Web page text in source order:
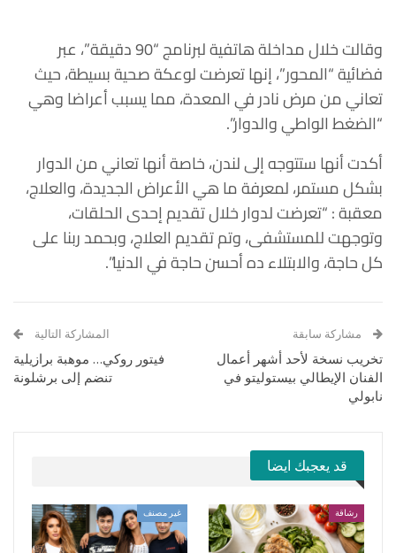
وقالت خلال مداخلة هاتفية لبرنامج “90 دقيقة”، عبر
فضائية “المحور”، إنها تعرضت لوعكة صحية بسيطة، حيث
تعاني من مرض نادر في المعدة، مما يسبب أعراضا وهي
“الضغط الواطي والدوار”.
أكدت أنها ستتوجه إلى لندن، خاصة أنها تعاني من الدوار
بشكل مستمر، لمعرفة ما هي الأعراض الجديدة، والعلاج،
معقبة : “تعرضت لدوار خلال تقديم إحدى الحلقات،
وتوجهت للمستشفى، وتم تقديم العلاج، وبحمد ربنا على
كل حاجة، والابتلاء ده أحسن حاجة في الدنيا”.
مشاركة سابقة
تخريب نسخة لأحد أشهر أعمال
الفنان الإيطالي بيستوليتو في
نابولي
المشاركة التالية
فيتور روكي… موهبة برازيلية
تنضم إلى برشلونة
قد يعجبك ايضا
رشاقة غير مصنف